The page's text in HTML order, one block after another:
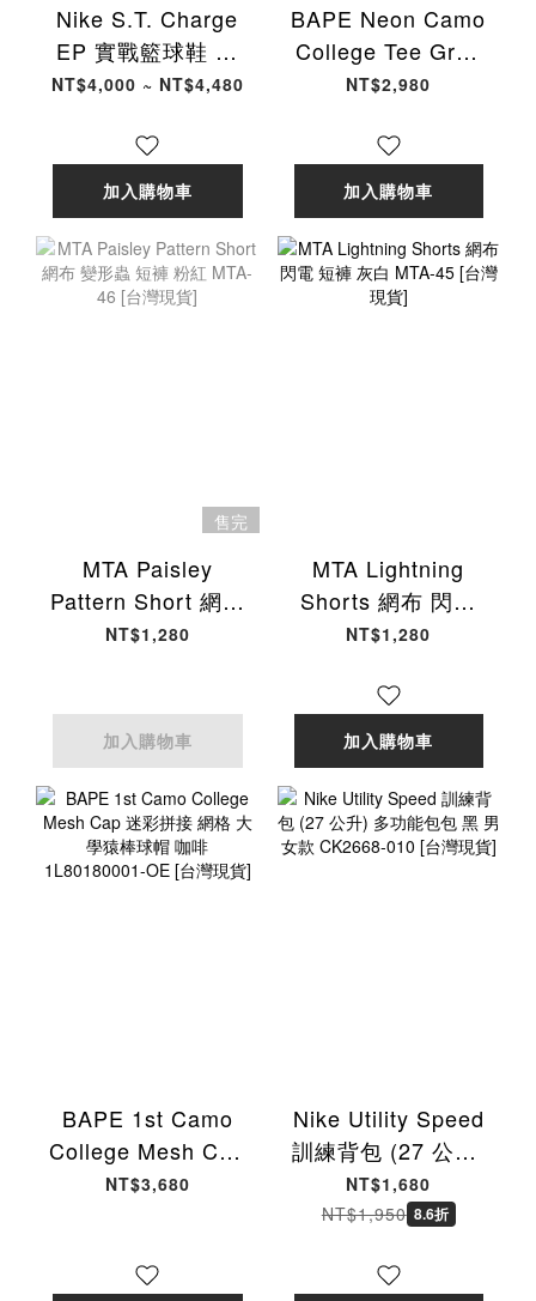
Nike S.T. Charge
EP 實戰籃球鞋 粉
紅泡泡 男款
現貨]
NT$4,000 ~ NT$4,480
加入購物車
BAPE Neon Camo
College Tee Gray
T恤 霓虹燈線條大學
1L30110038-GY
[台灣現貨]
NT$2,980
加入購物車
售完
MTA Paisley
Pattern Short 網布
變形蟲 短褲 粉紅
NT$1,280
加入購物車
MTA Lightning
Shorts 網布 閃電
短褲 灰白 MTA-45
NT$1,280
加入購物車
BAPE 1st Camo
College Mesh Cap
迷彩拼接 網格 大學
[台灣現貨]
NT$3,680
Nike Utility Speed
訓練背包 (27 公升)
多功能包包 黑 男女
款 CK2668-010 [台
NT$1,680
NT$1,950 8.6折